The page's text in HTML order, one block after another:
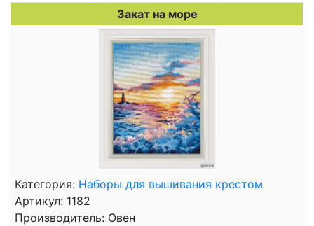
Закат на море
Категория: Наборы для вышивания крестом
Артикул: 1182
Производитель: Овен